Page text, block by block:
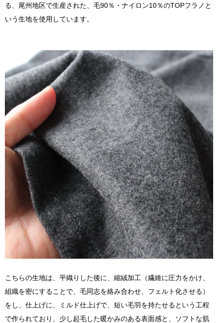
る、尾州地区で生産された、毛90％・ナイロン10％のTOPフラノと
いう生地を使用しています。
こちらの生地は、平織りした後に、縮絨加工（繊維に圧力をかけ、
組織を密にすることで、毛同志を絡み合わせ、フェルト化させる）
をし、仕上げに、ミルド仕上げで、短い毛羽を持たせるという工程
で作られており、少し起毛した暖かみのある表面感と、ソフトな肌